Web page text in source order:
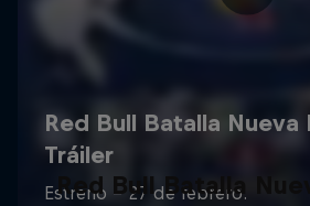
Red Bull Batalla